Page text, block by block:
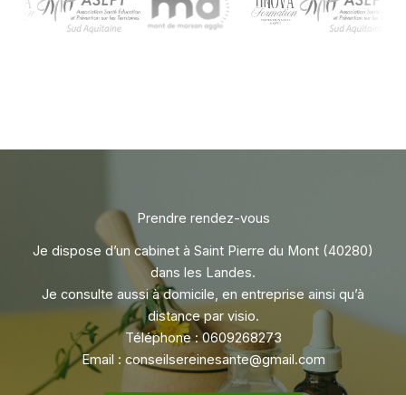
Prendre rendez-vous
Je dispose d’un cabinet à Saint Pierre du Mont (40280)
dans les Landes.
Je consulte aussi à domicile, en entreprise ainsi qu’à
distance par visio.
Téléphone :0609268273
Email : conseilsereinesante@gmail.com